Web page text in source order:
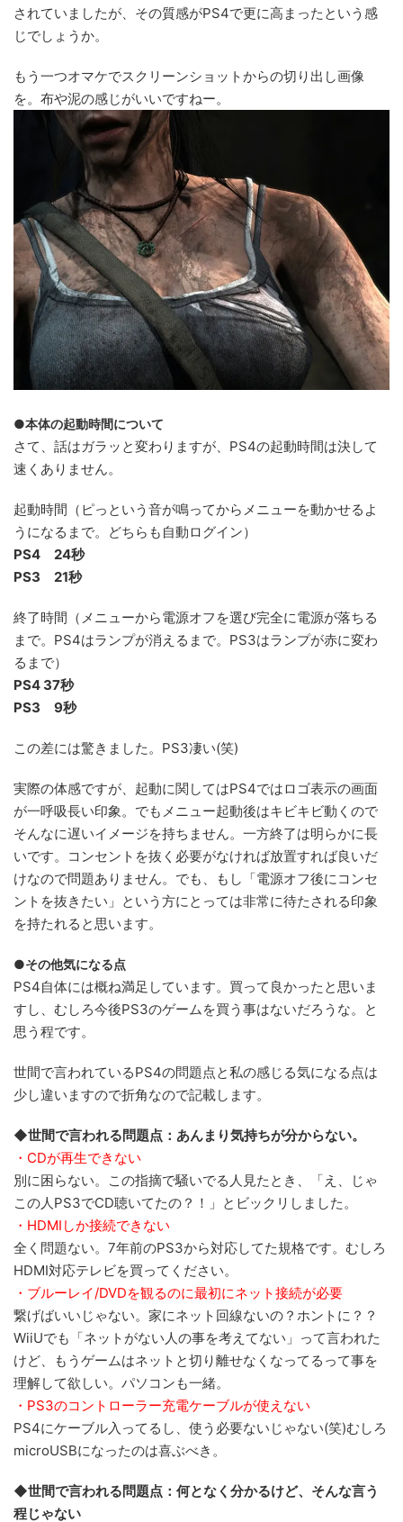
されていましたが、その質感がPS4で更に高まったという感
じでしょうか。
もう一つオマケでスクリーンショットからの切り出し画像
を。布や泥の感じがいいですねー。
●本体の起動時間について
さて、話はガラッと変わりますが、PS4の起動時間は決して
速くありません。
起動時間（ピっという音が鳴ってからメニューを動かせるよ
うになるまで。どちらも自動ログイン）
PS4 24秒
PS3 21秒
終了時間（メニューから電源オフを選び完全に電源が落ちる
まで。PS4はランプが消えるまで。PS3はランプが赤に変わ
るまで）
PS4 37秒
PS3 9秒
この差には驚きました。PS3凄い(笑)
実際の体感ですが、起動に関してはPS4ではロゴ表示の画面
が一呼吸長い印象。でもメニュー起動後はキビキビ動くので
そんなに遅いイメージを持ちません。一方終了は明らかに長
いです。コンセントを抜く必要がなければ放置すれば良いだ
けなので問題ありません。でも、もし「電源オフ後にコンセ
ントを抜きたい」という方にとっては非常に待たされる印象
を持たれると思います。
●その他気になる点
PS4自体には概ね満足しています。買って良かったと思いま
すし、むしろ今後PS3のゲームを買う事はないだろうな。と
思う程です。
世間で言われているPS4の問題点と私の感じる気になる点は
少し違いますので折角なので記載します。
◆世間で言われる問題点：あんまり気持ちが分からない。
・CDが再生できない
別に困らない。この指摘で騒いでる人見たとき、「え、じゃ
この人PS3でCD聴いてたの？！」とビックリしました。
・HDMIしか接続できない
全く問題ない。7年前のPS3から対応してた規格です。むしろ
HDMI対応テレビを買ってください。
・ブルーレイ/DVDを観るのに最初にネット接続が必要
繋げばいいじゃない。家にネット回線ないの？ホントに？？
WiiUでも「ネットがない人の事を考えてない」って言われた
けど、もうゲームはネットと切り離せなくなってるって事を
理解して欲しい。パソコンも一緒。
・PS3のコントローラー充電ケーブルが使えない
PS4にケーブル入ってるし、使う必要ないじゃない(笑)むしろ
microUSBになったのは喜ぶべき。
◆世間で言われる問題点：何となく分かるけど、そんな言う
程じゃない